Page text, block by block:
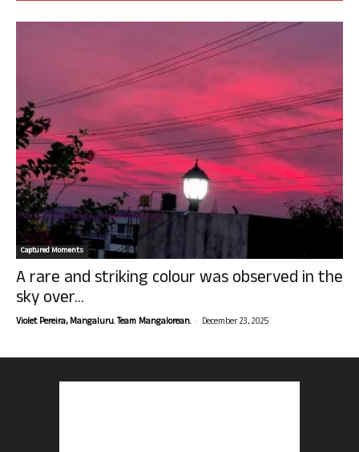
Captured Moments
A rare and striking colour was observed in the
sky over...
Violet Pereira, Mangaluru. Team Mangalorean. - December 23, 2025